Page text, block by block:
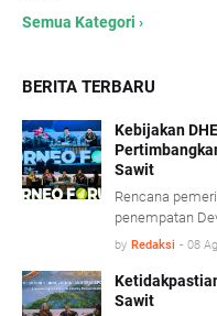
Semua Kategori ›
BERITA TERBARU
Kebijakan
Sawit
Rencana
penempatan
(DHE SDA)
usaha industri
by Redaksi - 08
Sawit